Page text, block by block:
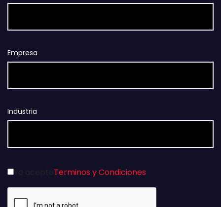
Empresa
Industria
Terminos y Condiciones